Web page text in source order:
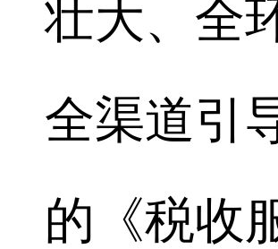
壮大、全
全渠道引
的《税收